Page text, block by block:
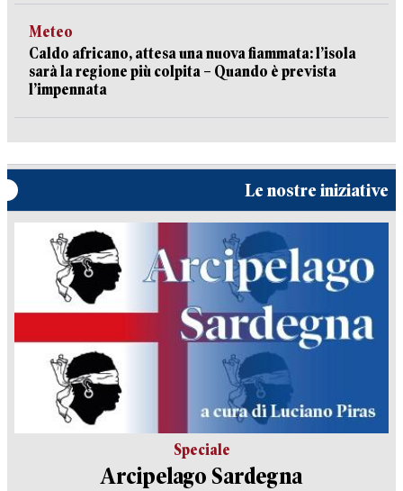
Meteo
Caldo africano, attesa una nuova fiammata: l’isola
sarà la regione più colpita – Quando è prevista
l’impennata
Le nostre iniziative
Speciale
Arcipelago Sardegna